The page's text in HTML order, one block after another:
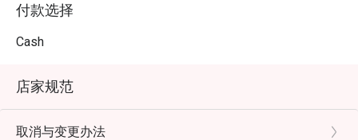
付款选择
Cash
店家规范
取消与变更办法